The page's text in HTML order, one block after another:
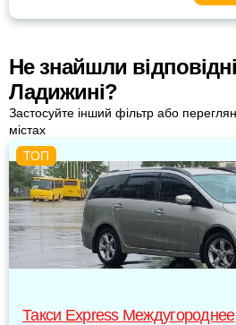
Не знайшли відповідні
Ладижині?
Застосуйте інший фільтр або
містах
Такси Express Междугороднее